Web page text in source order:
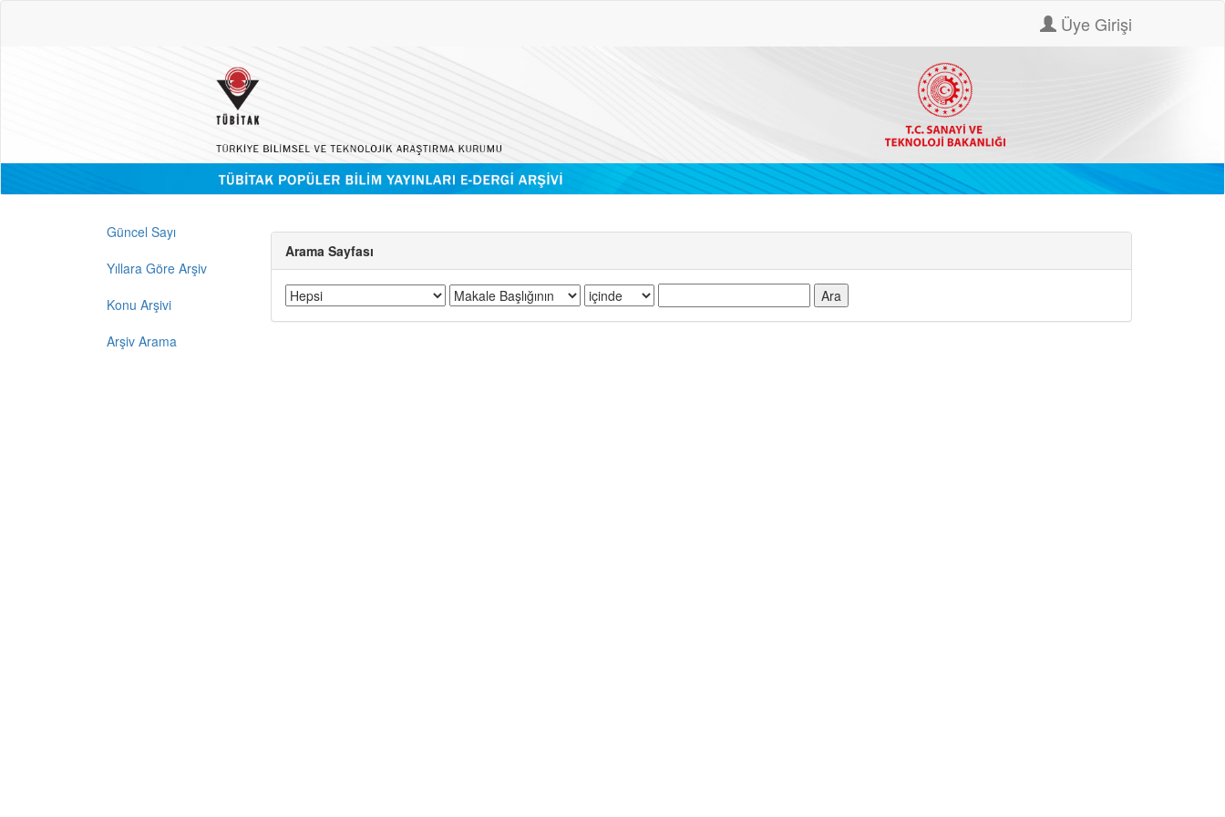
Üye Girişi
Güncel Sayı
Yıllara Göre Arşiv
Konu Arşivi
Arşiv Arama
Arama Sayfası